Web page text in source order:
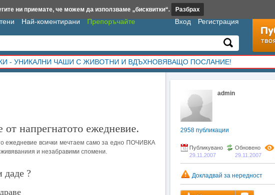
напрегнатото ежедневие.
ежедневие всички мечтаем само за едно ПОЧИВКА
и незабравими спомени.
?
admin
2958 публикации
Публикувано
29.11.2007
Обновено
29.11.2007
Докладвай за нередност
Най-коментирани Препоръчайте Вход Регистрация
- УНИКАЛНИ ЧАШИ С ЖИВОТНИ И ВДЪХНОВЯВАЩО ПОСЛАНИЕ!
ни приемате, че можем да използваме „бисквитки“. Разбрах